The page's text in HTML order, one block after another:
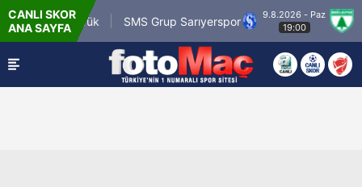
CANLI SKOR
ANA SAYFA
Karagümrük SMS Grup Sarıyerspor
9.8.2026 - Paz
19:00